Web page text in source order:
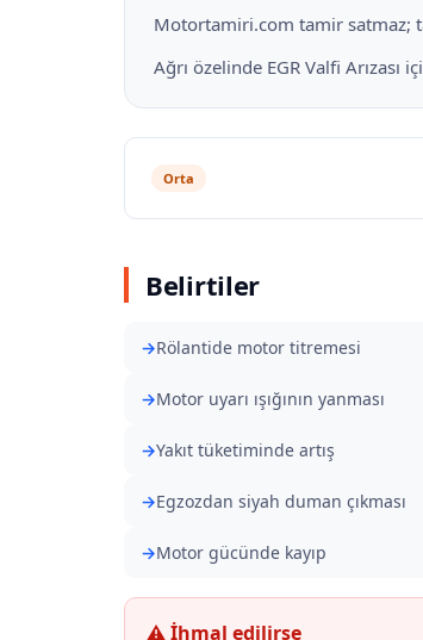
Motortamiri.com tamir satmaz;
Ağrı özelinde EGR Valfi
Orta
Belirtiler
Rölantide motor titremesi
Motor uyarı ışığının yanması
Yakıt tüketiminde artış
Egzozdan siyah duman çıkması
Motor gücünde kayıp
⚠ İhmal edilirse